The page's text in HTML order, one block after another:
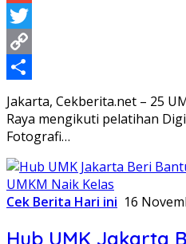
Gmail
Twitter
Copy
Link
Share
Jakarta, Cekberita.net – 25
Raya mengikuti pelatihan
Fotografi…
Cek Berita Hari ini 16
Hub UMK Jakarta